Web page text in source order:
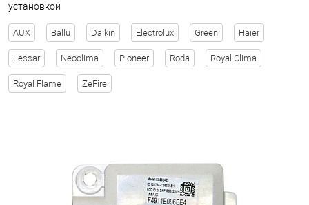
AUX Ballu Daikin Electrolux Green Haier
Lessar Neoclima Pioneer Roda Royal Clima
Royal Flame ZeFire
установкой